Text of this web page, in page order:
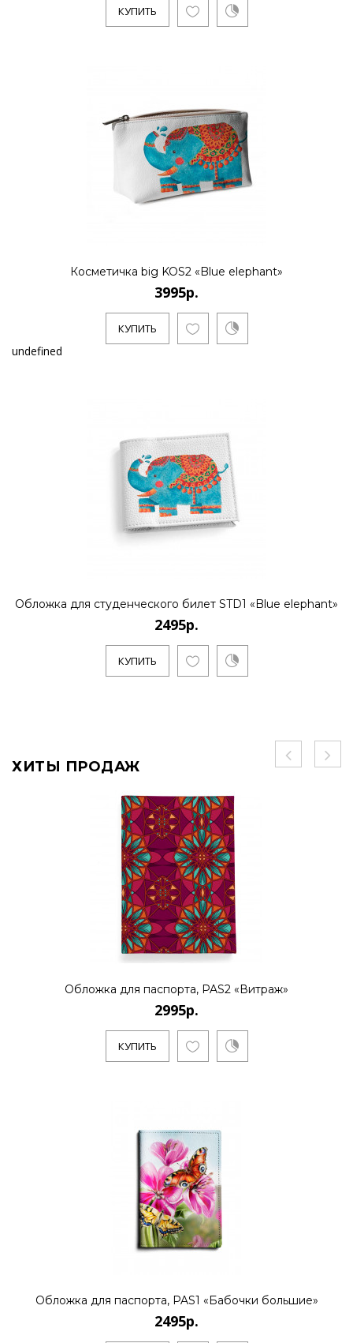
КУПИТЬ
Косметичка big KOS2 «Blue elephant»
3995р.
КУПИТЬ
undefined
Обложка для студенческого билет STD1 «Blue elephant»
2495р.
КУПИТЬ
ХИТЫ ПРОДАЖ
Обложка для паспорта, PAS2 «Витраж»
2995р.
КУПИТЬ
Обложка для паспорта, PAS1 «Бабочки большие»
2495р.